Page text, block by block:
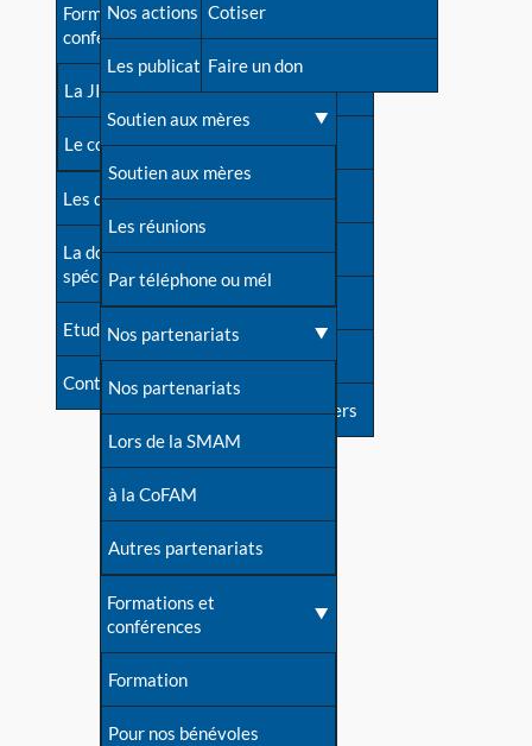
Avant la naissance
Les débuts
Une difficulté d'allaitement ?
Cas particuliers
Mythes et vérités
Devenir animatrice ?
Une question sur le site
Formations et
conférences
La JIA
Le congrès
Les dossiers de l'allaitement
La documentation
spécialisée
Etudes récentes
Contact
Besoin d'aide?
Répertoire de tous les
contacts
Contact presse
Dossier de presse
Soutenir LLL
Livre d'or
Forum
S'inscrire à nos newsletters
Nos actions
Les publications
Soutien aux mères
Soutien aux mères
Les réunions
Par téléphone ou mél
Nos partenariats
Nos partenariats
Lors de la SMAM
à la CoFAM
Autres partenariats
Formations et
conférences
Formation
Pour nos bénévoles
Cotiser
Faire un don